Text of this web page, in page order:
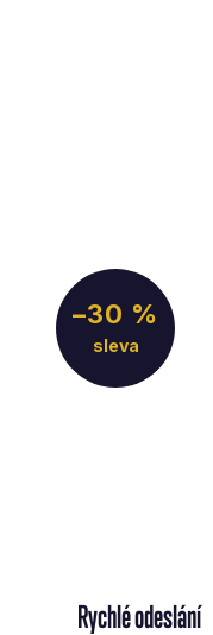
–30 %
Rychlé odeslání